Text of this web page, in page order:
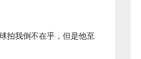
拍我倒不在乎，但是他至